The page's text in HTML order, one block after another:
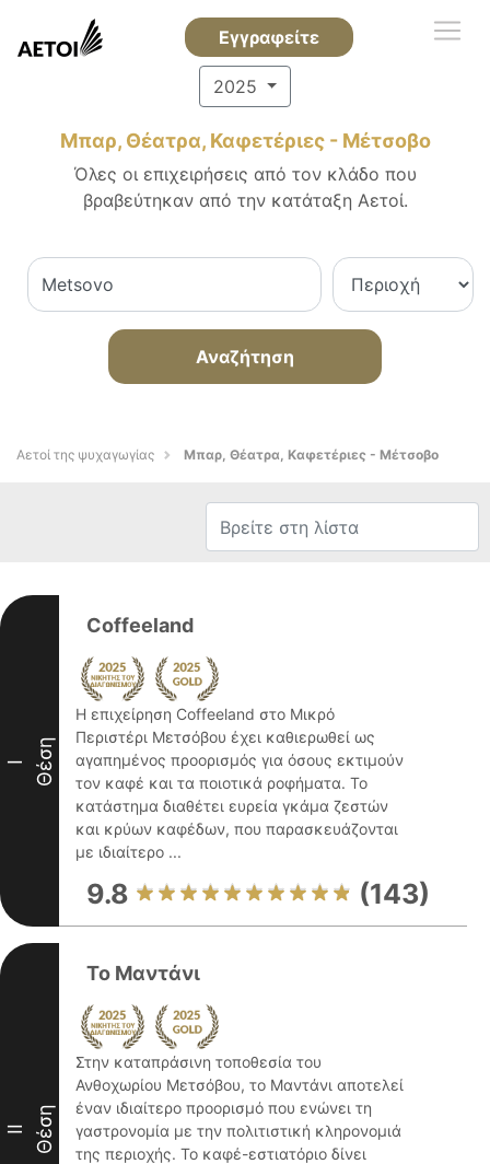
Εγγραφείτε
2025
Μπαρ, Θέατρα, Καφετέριες - Μέτσοβο
Όλες οι επιχειρήσεις από τον κλάδο που
βραβεύτηκαν από την κατάταξη Αετοί.
Αναζήτηση
Αετοί της ψυχαγωγίας Μπαρ, Θέατρα, Καφετέριες - Μέτσοβο
I Θέση
Coffeeland
Η επιχείρηση Coffeeland στο Μικρό
Περιστέρι Μετσόβου έχει καθιερωθεί ως
αγαπημένος προορισμός για όσους εκτιμούν
τον καφέ και τα ποιοτικά ροφήματα. Το
κατάστημα διαθέτει ευρεία γκάμα ζεστών
και κρύων καφέδων, που παρασκευάζονται
με ιδιαίτερο ...
9.8 (143)
II Θέση
Το Μαντάνι
Στην καταπράσινη τοποθεσία του
Ανθοχωρίου Μετσόβου, το Μαντάνι αποτελεί
έναν ιδιαίτερο προορισμό που ενώνει τη
γαστρονομία με την πολιτιστική κληρονομιά
της περιοχής. Το καφέ-εστιατόριο δίνει